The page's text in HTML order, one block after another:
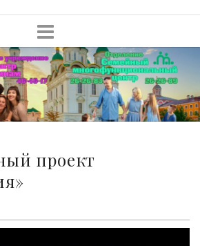
проект